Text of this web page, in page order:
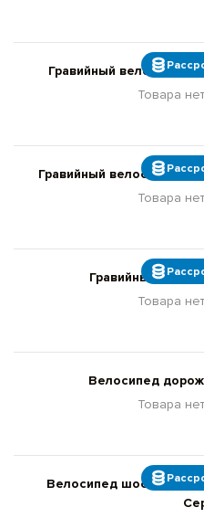
Гравийный велосипед
Товара
Гравийный велосипед
Товара
Гравийный
Товара
Велосипед
Товара
Велосипед шоссейный